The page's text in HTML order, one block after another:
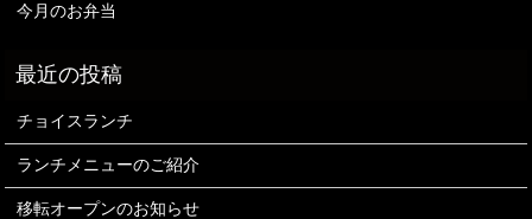
今月のお弁当
チョイスランチ
ランチメニューのご紹介
移転オープンのお知らせ